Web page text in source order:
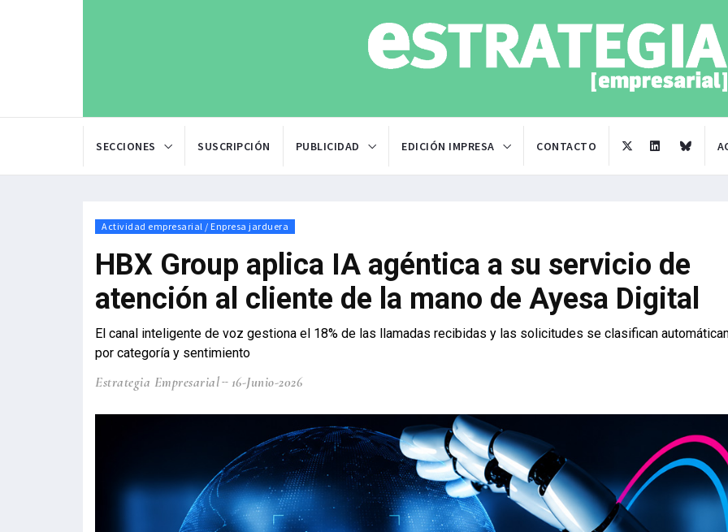
SECCIONES SUSCRIPCIÓN PUBLICIDAD EDICIÓN IMPRESA CONTACTO
Actividad empresarial / Enpresa jarduera
HBX Group aplica IA agéntica a su servicio de
atención al cliente de la mano de Ayesa Digital
El canal inteligente de voz gestiona el 18% de las llamadas recibidas y las solicitudes se clasifican
por categoría y sentimiento
Estrategia Empresarial 16-Junio-2026